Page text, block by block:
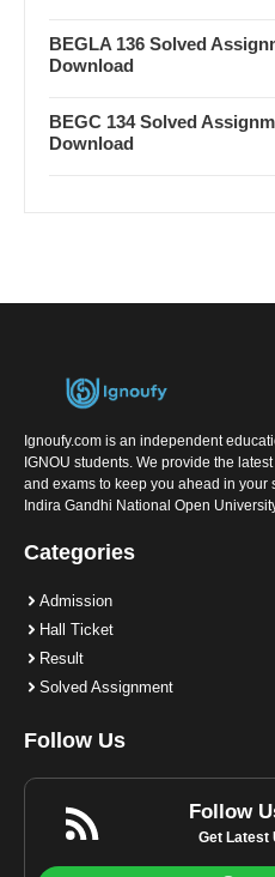
BEGLA 136 Solved
Download
BEGC 134 Solved
Download
Ignoufy.com is an independent
IGNOU students. We provide the
and exams to keep you ahead in your
Indira Gandhi National Open
Categories
Admission
Hall Ticket
Result
Solved Assignment
Follow Us
Follow
Get Latest